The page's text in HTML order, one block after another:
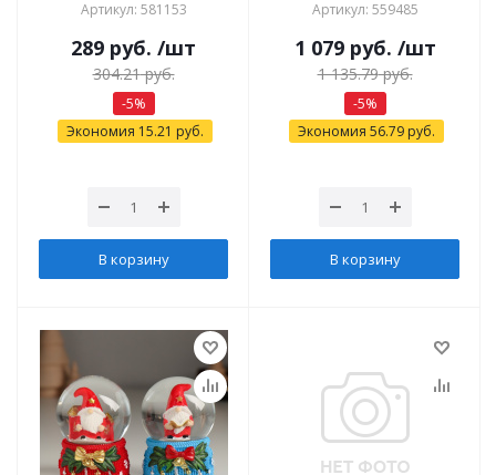
Артикул: 581153
289 руб. /шт
304.21руб.
-5%
Экономия 15.21 руб.
В корзину
Артикул: 559485
1 079руб. /шт
1 135.79руб.
-5%
Экономия 56.79 руб.
В корзину